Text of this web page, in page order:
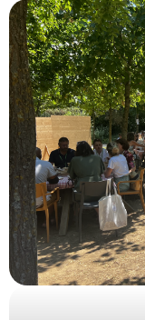
Organisation